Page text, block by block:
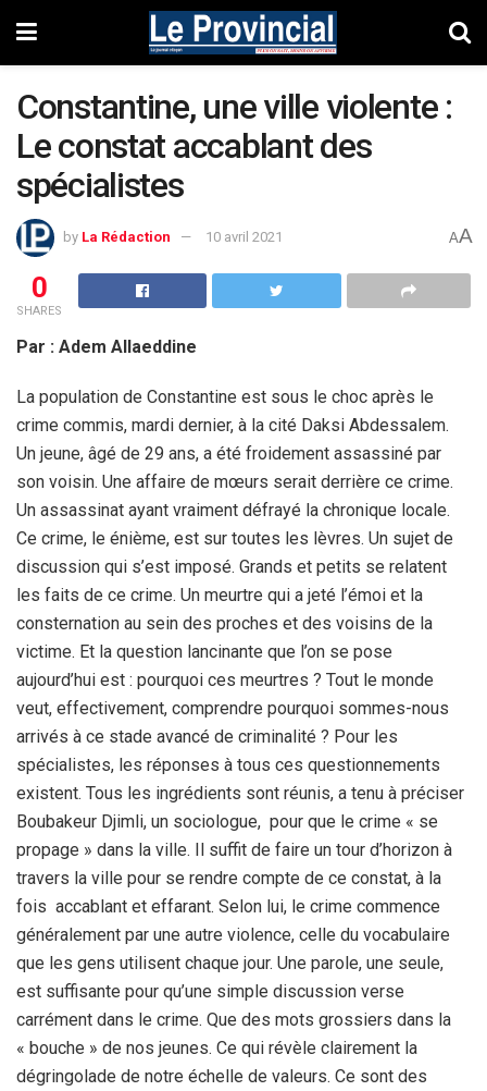
Constantine, une ville violente :
Le constat accablant des
spécialistes
by La Rédaction 10 avril 2021 AA
0
SHARES
Par : Adem Allaeddine
La population de Constantine est sous le choc après le
crime commis, mardi dernier, à la cité Daksi Abdessalem.
Un jeune, âgé de 29 ans, a été froidement assassiné par
son voisin. Une affaire de mœurs serait derrière ce crime.
Un assassinat ayant vraiment défrayé la chronique locale.
Ce crime, le énième, est sur toutes les lèvres. Un sujet de
discussion qui s’est imposé. Grands et petits se relatent
les faits de ce crime. Un meurtre qui a jeté l’émoi et la
consternation au sein des proches et des voisins de la
victime. Et la question lancinante que l’on se pose
aujourd’hui est : pourquoi ces meurtres ? Tout le monde
veut, effectivement, comprendre pourquoi sommes-nous
arrivés à ce stade avancé de criminalité ? Pour les
spécialistes, les réponses à tous ces questionnements
existent. Tous les ingrédients sont réunis, a tenu à préciser
Boubakeur Djimli, un sociologue, pour que le crime « se
propage » dans la ville. Il suffit de faire un tour d’horizon à
travers la ville pour se rendre compte de ce constat, à la
fois accablant et effarant. Selon lui, le crime commence
généralement par une autre violence, celle du vocabulaire
que les gens utilisent chaque jour. Une parole, une seule,
est suffisante pour qu’une simple discussion verse
carrément dans le crime. Que des mots grossiers dans la
« bouche » de nos jeunes. Ce qui révèle clairement la
dégringolade de notre échelle de valeurs. Ce sont des